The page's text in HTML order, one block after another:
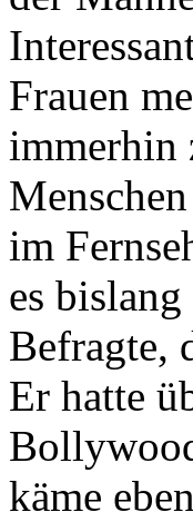
Frauen
immerhin
im
es
Befragte,
Er hatte
käme